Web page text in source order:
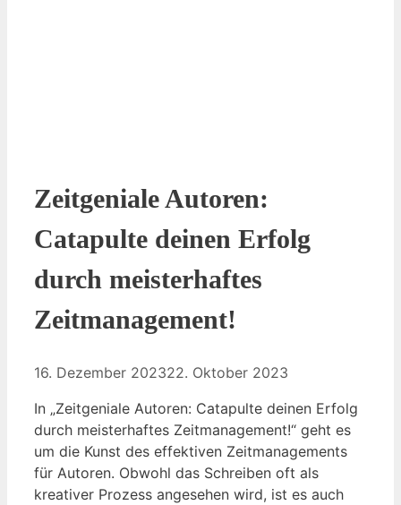
Zeitgeniale Autoren:
Catapulte deinen Erfolg
durch meisterhaftes
Zeitmanagement!
16. Dezember 202322. Oktober 2023
In „Zeitgeniale Autoren: Catapulte deinen Erfolg
durch meisterhaftes Zeitmanagement!“ geht es
um die Kunst des effektiven Zeitmanagements
für Autoren. Obwohl das Schreiben oft als
kreativer Prozess angesehen wird, ist es auch